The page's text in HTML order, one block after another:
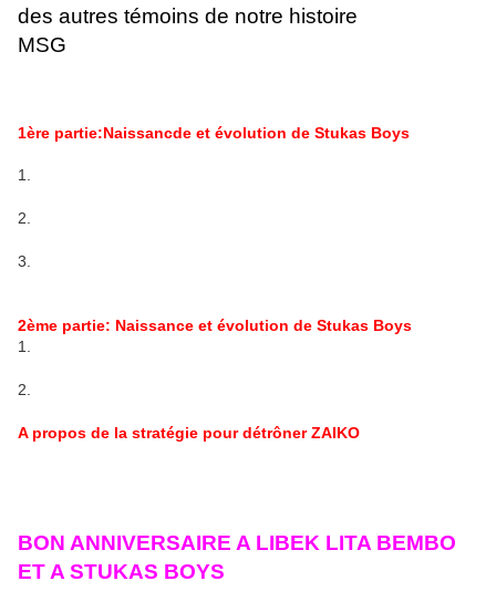
des autres témoins de notre histoire
MSG
1ère partie:Naissancde et évolution de Stukas Boys
1.
2.
3.
2ème partie: Naissance et évolution de Stukas Boys
1.
2.
A propos de la stratégie pour détrôner ZAIKO
BON ANNIVERSAIRE A LIBEK LITA BEMBO
ET A STUKAS BOYS